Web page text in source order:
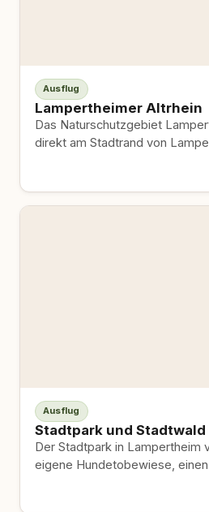
Ausflug
Lampertheimer Altrhein
Das Naturschutzgebiet
direkt am Stadtrand von
Ausflug
Stadtpark und
Der Stadtpark in Lampertheim
eigene Hundetobewiese,